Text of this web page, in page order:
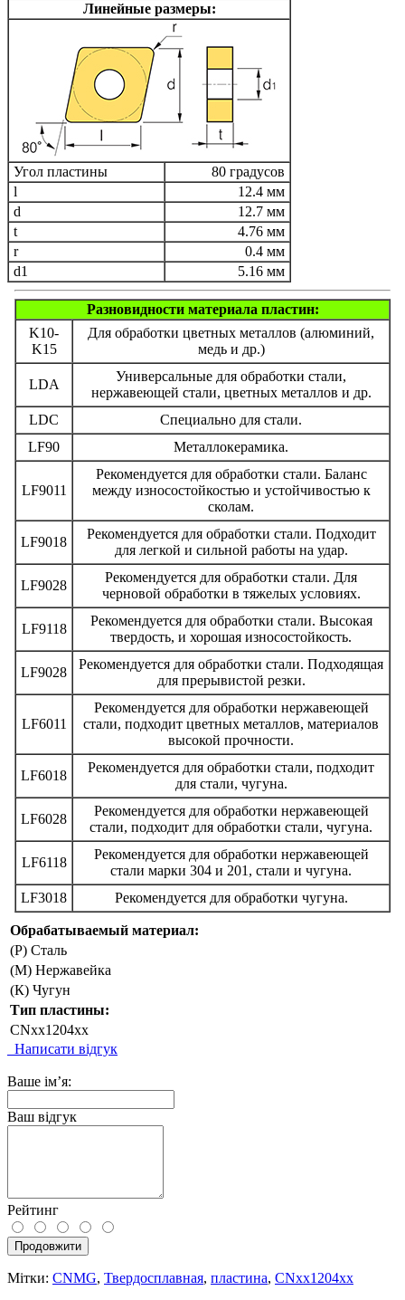
Линейные размеры:
Угол пластины
80 градусов
l
12.4 мм
d
12.7 мм
t
4.76 мм
r
0.4 мм
d1
5.16 мм
Обрабатываемый материал:
(P) Сталь
(М) Нержавейка
(К) Чугун
Тип пластины:
CNxx1204xx
Написати відгук
Ваше ім’я:
Ваш відгук
Рейтинг
Продовжити
Мітки: CNMG, Твердосплавная, пластина, CNxx1204xx